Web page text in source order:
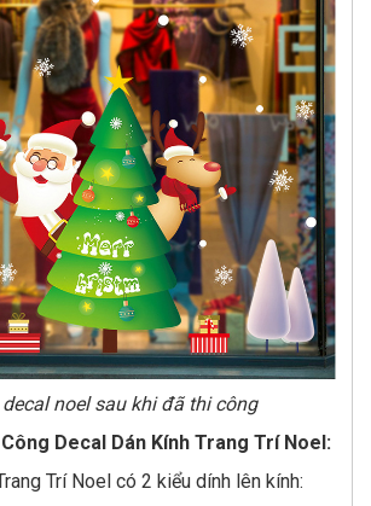
noel sau khi đã thi công
Decal Dán Kính Trang Trí Noel:
Trí Noel có 2 kiểu dính lên kính: